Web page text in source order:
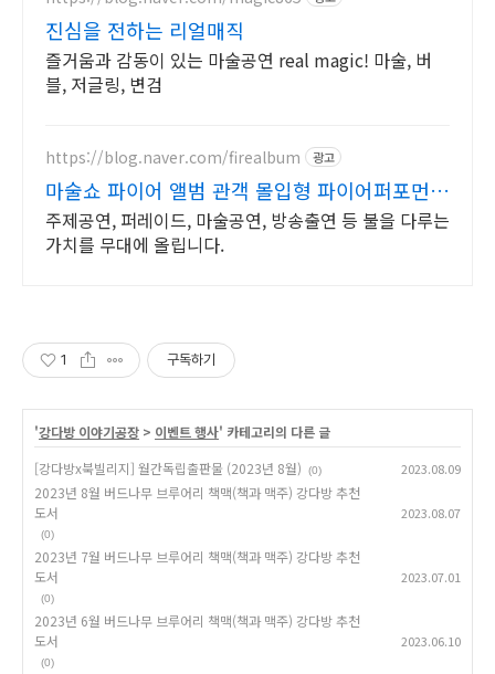
진심을 전하는 리얼매직
즐거움과 감동이 있는 마술공연 real magic! 마술, 버
블, 저글링, 변검
https://blog.naver.com/firealbum 광고
마술쇼 파이어 앨범 관객 몰입형 파이어퍼포먼
스
주제공연, 퍼레이드, 마술공연, 방송출연 등 불을 다루는
가치를 무대에 올립니다.
1 구독하기
'강다방 이야기공장 > 이벤트 행사' 카테고리의 다른 글
[강다방x북빌리지] 월간독립출판물 (2023년 8월)
(0) 2023.08.09
2023년 8월 버드나무 브루어리 책맥(책과 맥주) 강다방 추천
도서
(0)
2023.08.07
2023년 7월 버드나무 브루어리 책맥(책과 맥주) 강다방 추천
도서
(0)
2023.07.01
2023년 6월 버드나무 브루어리 책맥(책과 맥주) 강다방 추천
도서
(0)
2023.06.10